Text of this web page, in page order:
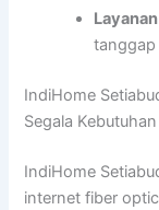
tanggap
IndiHome
Segala Kebutuhan
IndiHome
internet fiber